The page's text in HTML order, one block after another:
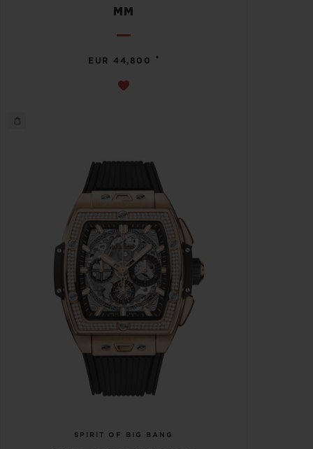
MM
EUR 44,800 •
SPIRIT OF BIG BANG